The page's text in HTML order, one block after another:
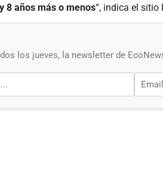
8 años más o menos“, indica el sitio
los jueves, la newsletter de